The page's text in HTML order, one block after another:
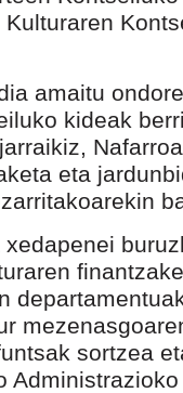
amaitu
kideak
eta
sortzea